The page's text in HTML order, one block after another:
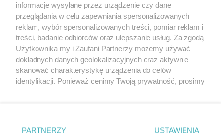
Zapamiętać?
Zaloguj
Zapomniałem hasła
Copyright © 2022 Kurier Szczeciński sp. z o.o.
informacje wysyłane przez urządzenie czy dane
przeglądania w celu zapewniania spersonalizowanych
reklam, wybór spersonalizowanych treści, pomiar reklam i
treści, badanie odbiorców oraz ulepszanie usług. Za zgodą
Użytkownika my i Zaufani Partnerzy możemy używać
dokładnych danych geolokalizacyjnych oraz aktywnie
skanować charakterystykę urządzenia do celów
identyfikacji. Ponieważ cenimy Twoją prywatność, prosimy
prywatności znajdujący się w lewym dolnym rogu strony
. Niektóre rodzaje przetwarzania danych nie wymagają
PARTNERZY USTAWIENIA